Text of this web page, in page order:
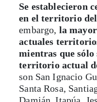
Se establecieron
en el territorio del
embargo, la
actuales
mientras que sólo
territorio actual
son San Ignacio
Santa Rosa,